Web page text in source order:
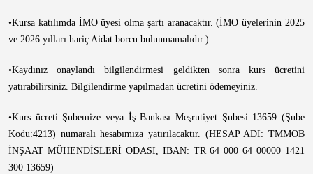
•Kursa katılımda İMO üyesi olma şartı aranacaktır. (İMO üyelerinin 2025
ve 2026 yılları hariç Aidat borcu bulunmamalıdır.)
•Kaydınız onaylandı bilgilendirmesi geldikten sonra kurs ücretini
yatırabilirsiniz. Bilgilendirme yapılmadan ücretini ödemeyiniz.
•Kurs ücreti Şubemize veya İş Bankası Meşrutiyet Şubesi 13659 (Şube
Kodu:4213) numaralı hesabımıza yatırılacaktır. (HESAP ADI: TMMOB
İNŞAAT MÜHENDİSLERİ ODASI, IBAN: TR 64 000 64 00000 1421
300 13659)